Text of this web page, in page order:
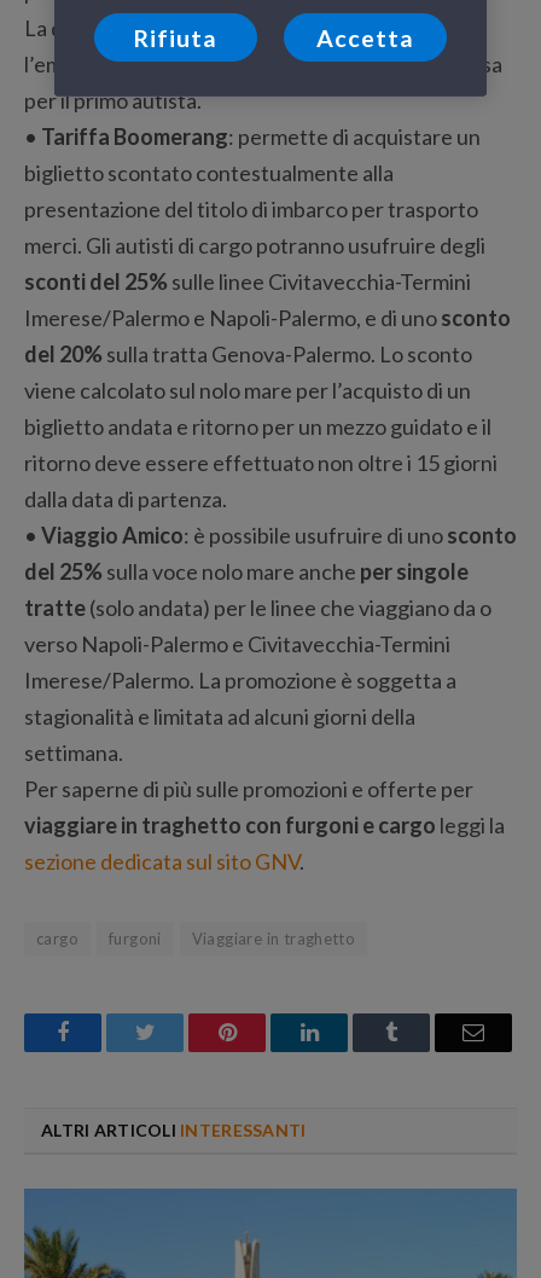
La quota include: nolo mare, bunker surcharge,
l’emissione della polizza, posto con cabina condivisa
per il primo autista.
• Tariffa Boomerang: permette di acquistare un
biglietto scontato contestualmente alla
presentazione del titolo di imbarco per trasporto
merci. Gli autisti di cargo potranno usufruire degli
sconti del 25%sulle linee Civitavecchia-Termini
Imerese/Palermo e Napoli-Palermo, e di unosconto
del 20%sulla tratta Genova-Palermo. Lo sconto
viene calcolato sul nolo mare per l’acquisto di un
biglietto andata e ritorno per un mezzo guidato e il
ritorno deve essere effettuato non oltre i 15 giorni
dalla data di partenza.
• Viaggio Amico: è possibile usufruire di unosconto
del 25%sulla voce nolo mare anche per singole
tratte(solo andata) per le linee che viaggiano da o
verso Napoli-Palermo e Civitavecchia-Termini
Imerese/Palermo. La promozione è soggetta a
stagionalità e limitata ad alcuni giorni della
settimana.
Per saperne di più sulle promozioni e offerte per
viaggiare in traghetto con furgoni e cargo leggi la
sezione dedicata sul sito GNV.
cargo furgoni Viaggiare in traghetto
FacebookTwitter Pinterest LinkedInTumblr Email
ALTRI ARTICOLI INTERESSANTI
Rifiuta Accetta